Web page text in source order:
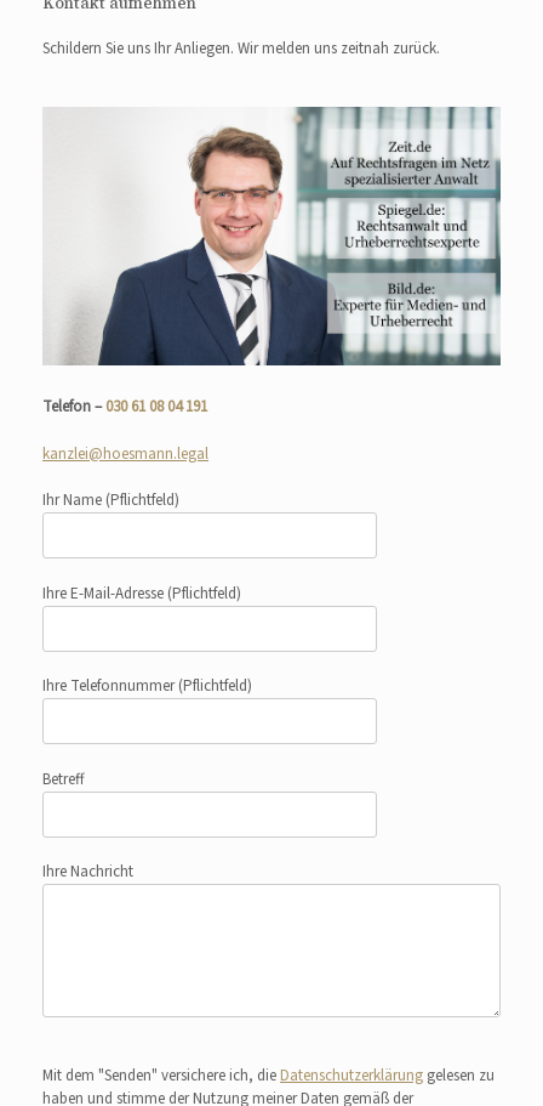
Schildern Sie uns Ihr Anliegen. Wir melden uns zeitnah zurück.
Telefon –030 61 08 04 191
kanzlei@hoesmann.legal
Ihr Name (Pflichtfeld)
Ihre E-Mail-Adresse (Pflichtfeld)
Ihre Telefonnummer(Pflichtfeld)
Betreff
Ihre Nachricht
Mit dem "Senden" versichere ich, die Datenschutzerklärung gelesen zu
haben und stimme der Nutzung meiner Daten gemäß der